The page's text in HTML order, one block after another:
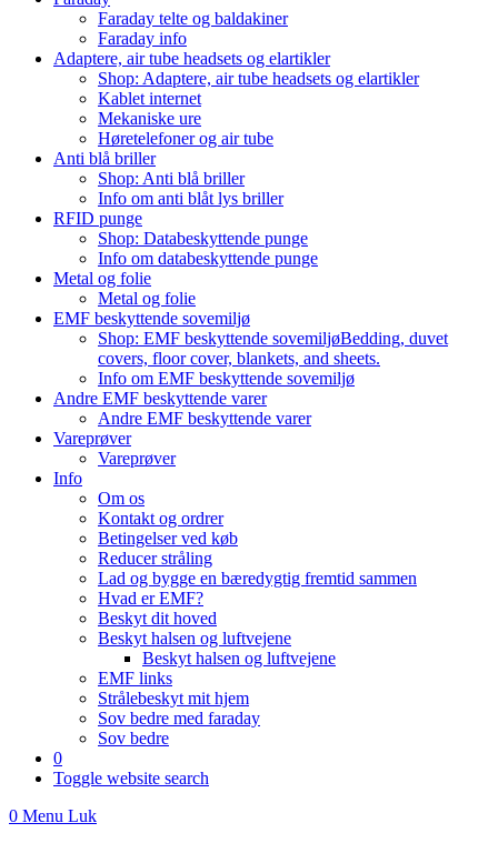
Faraday telte og baldakiner
Faraday info
Adaptere, air tube headsets og elartikler
Shop: Adaptere, air tube headsets og elartikler
Kablet internet
Mekaniske ure
Høretelefoner og air tube
Anti blå briller
Shop: Anti blå briller
Info om anti blåt lys briller
RFID punge
Shop: Databeskyttende punge
Info om databeskyttende punge
Metal og folie
Metal og folie
EMF beskyttende sovemiljø
Shop: EMF beskyttende sovemiljøBedding, duvet
covers, floor cover, blankets, and sheets.
Info om EMF beskyttende sovemiljø
Andre EMF beskyttende varer
Andre EMF beskyttende varer
Vareprøver
Vareprøver
Info
Om os
Kontakt og ordrer
Betingelser ved køb
Reducer stråling
Lad og bygge en bæredygtig fremtid sammen
Hvad er EMF?
Beskyt dit hoved
Beskyt halsen og luftvejene
Beskyt halsen og luftvejene
EMF links
Strålebeskyt mit hjem
Sov bedre med faraday
Sov bedre
0
Toggle website search
0 Menu Luk